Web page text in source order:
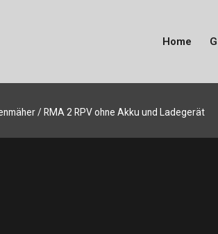
Home
/ RMA 2 RPV ohne Akku und Ladegerät